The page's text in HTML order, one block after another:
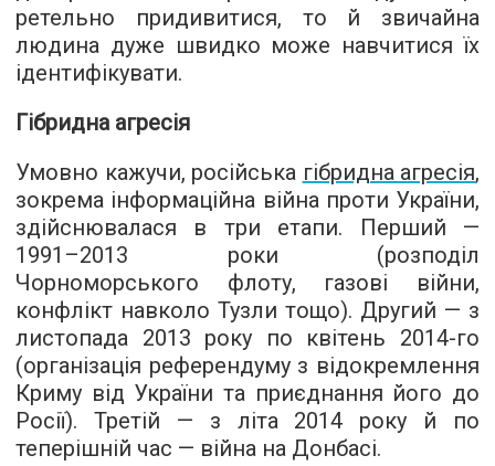
ретельно придивитися, то й звичайна
людина дуже швидко може навчитися їх
ідентифікувати.
Гібридна агресія
Умовно кажучи, російська гібридна агресія,
зокрема інформаційна війна проти України,
здійснювалася в три етапи. Перший —
1991–2013 роки (розподіл
Чорноморського флоту, газові війни,
конфлікт навколо Тузли тощо). Другий — з
листопада 2013 року по квітень 2014-го
(організація референдуму з відокремлення
Криму від України та приєднання його до
Росії). Третій — з літа 2014 року й по
теперішній час — війна на Донбасі.